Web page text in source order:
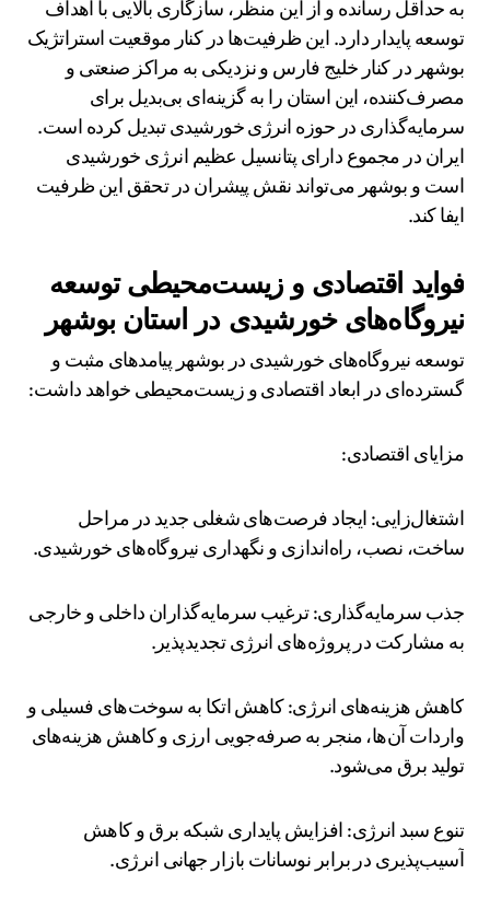
به حداقل رسانده و از این منظر، سازگاری بالایی با اهداف
توسعه پایدار دارد. این ظرفیت‌ها در کنار موقعیت استراتژیک
بوشهر در کنار خلیج فارس و نزدیکی به مراکز صنعتی و
مصرف‌کننده، این استان را به گزینه‌ای بی‌بدیل برای
سرمایه‌گذاری در حوزه انرژی خورشیدی تبدیل کرده است.
ایران در مجموع دارای پتانسیل عظیم انرژی خورشیدی
است و بوشهر می‌تواند نقش پیشران در تحقق این ظرفیت
ایفا کند.
فواید اقتصادی و زیست‌محیطی توسعه
نیروگاه‌های خورشیدی در استان بوشهر
توسعه نیروگاه‌های خورشیدی در بوشهر پیامدهای مثبت و
گسترده‌ای در ابعاد اقتصادی و زیست‌محیطی خواهد داشت:
مزایای اقتصادی:
اشتغال‌زایی: ایجاد فرصت‌های شغلی جدید در مراحل
ساخت، نصب، راه‌اندازی و نگهداری نیروگاه‌های خورشیدی.
جذب سرمایه‌گذاری: ترغیب سرمایه‌گذاران داخلی و خارجی
به مشارکت در پروژه‌های انرژی تجدیدپذیر.
کاهش هزینه‌های انرژی: کاهش اتکا به سوخت‌های فسیلی و
واردات آن‌ها، منجر به صرفه‌جویی ارزی و کاهش هزینه‌های
تولید برق می‌شود.
تنوع سبد انرژی: افزایش پایداری شبکه برق و کاهش
آسیب‌پذیری در برابر نوسانات بازار جهانی انرژی.